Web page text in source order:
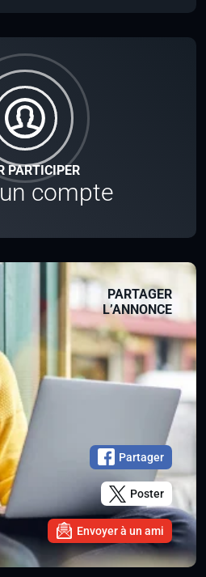
PARTICIPER
compte
PARTAGER
L’ANNONCE
Partager
Poster
Envoyer à un ami